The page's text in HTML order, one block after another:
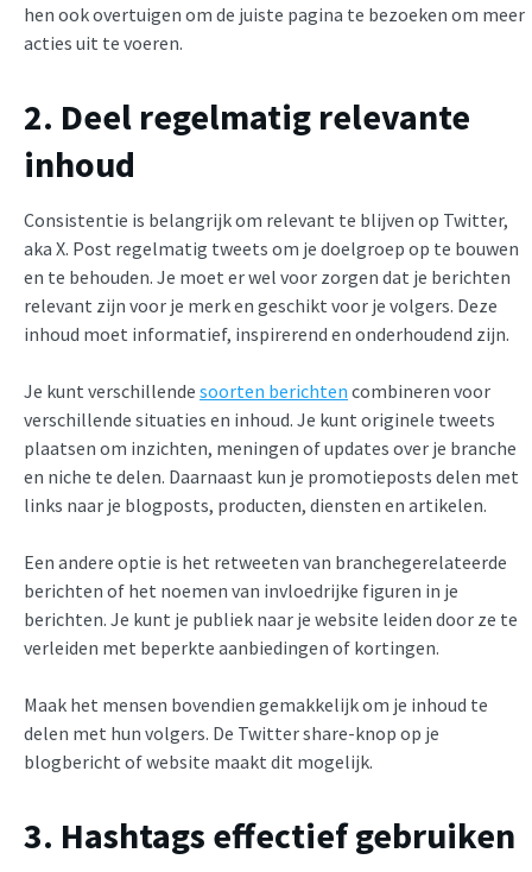
hen ook overtuigen om de juiste pagina te bezoeken om meer
acties uit te voeren.
2. Deel regelmatig relevante
inhoud
Consistentie is belangrijk om relevant te blijven op Twitter,
aka X. Post regelmatig tweets om je doelgroep op te bouwen
en te behouden. Je moet er wel voor zorgen dat je berichten
relevant zijn voor je merk en geschikt voor je volgers. Deze
inhoud moet informatief, inspirerend en onderhoudend zijn.
Je kunt verschillende soorten berichten combineren voor
verschillende situaties en inhoud. Je kunt originele tweets
plaatsen om inzichten, meningen of updates over je branche
en niche te delen. Daarnaast kun je promotieposts delen met
links naar je blogposts, producten, diensten en artikelen.
Een andere optie is het retweeten van branchegerelateerde
berichten of het noemen van invloedrijke figuren in je
berichten. Je kunt je publiek naar je website leiden door ze te
verleiden met beperkte aanbiedingen of kortingen.
Maak het mensen bovendien gemakkelijk om je inhoud te
delen met hun volgers. De Twitter share-knop op je
blogbericht of website maakt dit mogelijk.
3. Hashtags effectief gebruiken